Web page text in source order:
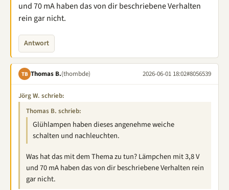
und 70 mA haben das von dir beschriebene Verhalten
rein gar nicht.
Antwort
TB Thomas B.(thombde) 2026-06-01 18:02#8056539
Jörg W. schrieb:
Thomas B. schrieb:
Glühlampen haben dieses angenehme weiche
schalten und nachleuchten.
Was hat das mit dem Thema zu tun? Lämpchen mit 3,8 V
und 70 mA haben das von dir beschriebene Verhalten rein
gar nicht.